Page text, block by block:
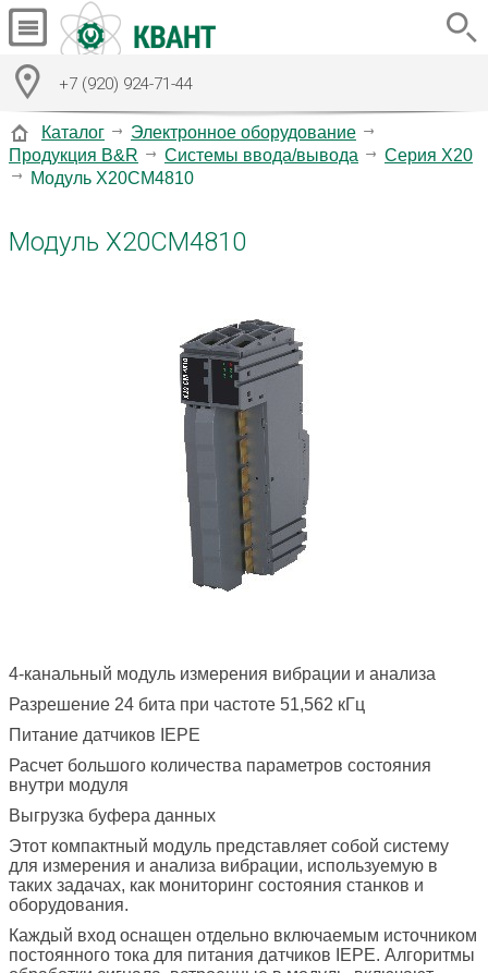
+7 (920) 924-71-44
Каталог
Электронное оборудование
Продукция B&R
Системы ввода/вывода
Серия X20
Модуль X20CM4810
Модуль X20CM4810
4-канальный модуль измерения вибрации и анализа
Разрешение 24 бита при частоте 51,562 кГц
Питание датчиков IEPE
Расчет большого количества параметров состояния
внутри модуля
Выгрузка буфера данных
Этот компактный модуль представляет собой систему
для измерения и анализа вибрации, используемую в
таких задачах, как мониторинг состояния станков и
оборудования.
Каждый вход оснащен отдельно включаемым источником
постоянного тока для питания датчиков IEPE. Алгоритмы